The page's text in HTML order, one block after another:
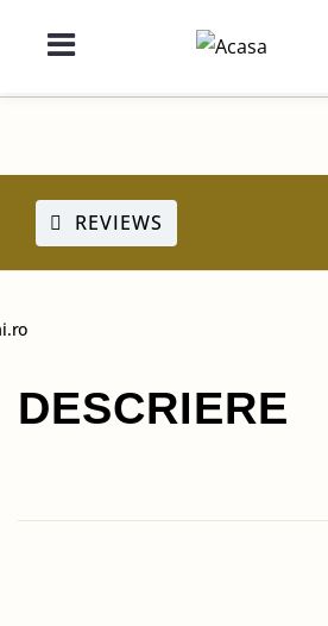
REVIEWS
DESCRIERE